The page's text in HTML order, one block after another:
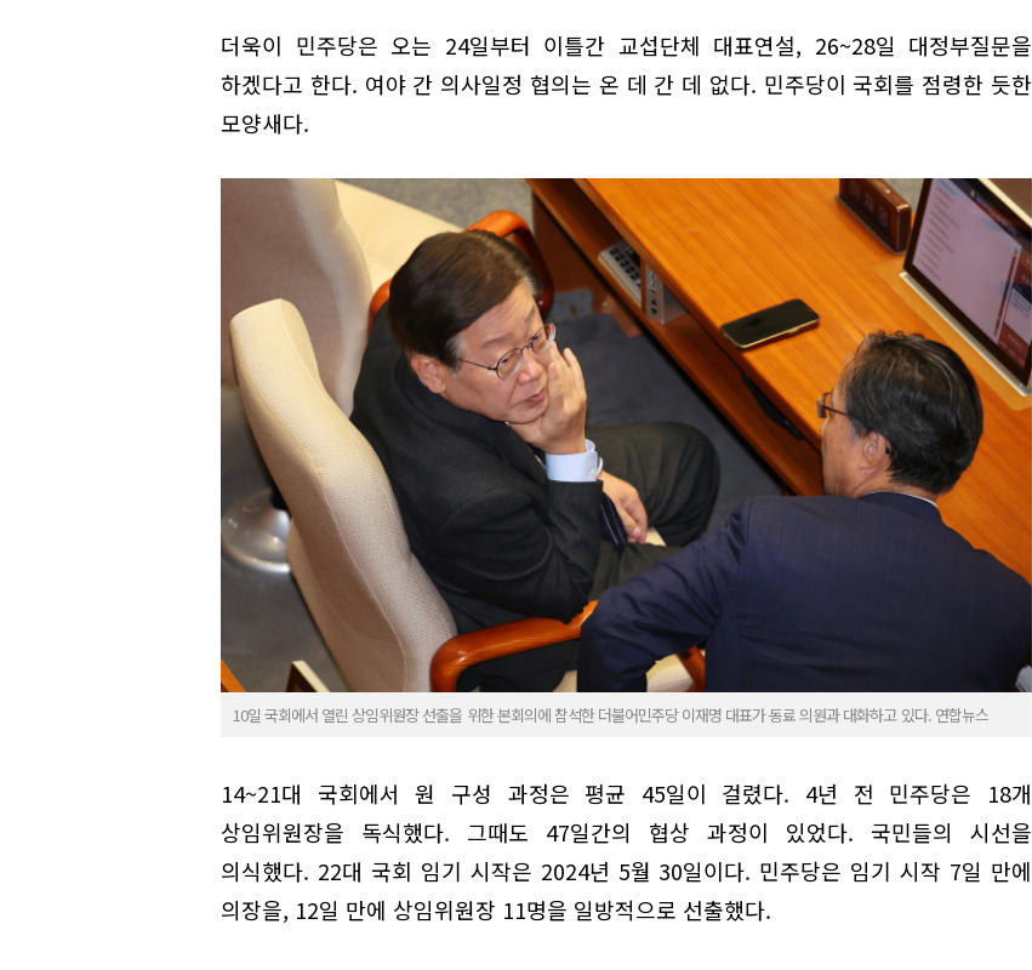
더욱이 민주당은 오는 24일부터 이틀간 교섭단체 대표연설, 26~28일 대정부질문을
하겠다고 한다. 여야 간 의사일정 협의는 온 데 간 데 없다. 민주당이 국회를 점령한 듯한
모양새다.
10일 국회에서 열린 상임위원장 선출을 위한 본회의에 참석한 더불어민주당 이재명 대표가 동료 의원과 대화하고 있다. 연합뉴스
14~21대 국회에서 원 구성 과정은 평균 45일이 걸렸다. 4년 전 민주당은 18개
상임위원장을 독식했다. 그때도 47일간의 협상 과정이 있었다. 국민들의 시선을
의식했다. 22대 국회 임기 시작은 2024년 5월 30일이다. 민주당은 임기 시작 7일 만에
의장을, 12일 만에 상임위원장 11명을 일방적으로 선출했다.